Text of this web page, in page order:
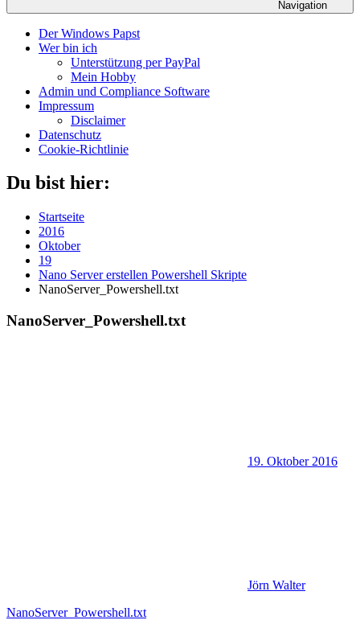
Navigation
Der Windows Papst
Wer bin ich
Unterstützung per PayPal
Mein Hobby
Admin und Compliance Software
Impressum
Disclaimer
Datenschutz
Cookie-Richtlinie
Du bist hier:
Startseite
2016
Oktober
19
Nano Server erstellen Powershell Skripte
NanoServer_Powershell.txt
NanoServer_Powershell.txt
19. Oktober 2016
Jörn Walter
NanoServer_Powershell.txt